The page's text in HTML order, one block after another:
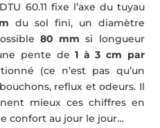
60.11 fixe l’axe du tuyau
du sol fini, un diamètre
80 mm si longueur
pente de1 à 3 cm par
(ce n’est pas qu’un
reflux et odeurs. Il
mieux ces chiffres en
confort au jour le jour…